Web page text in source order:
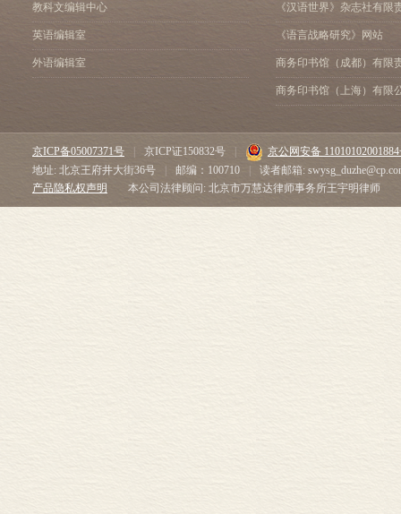
教科文编辑中心
英语编辑室
外语编辑室
《汉语世界》杂志社有限
《语言战略研究》网站
商务印书馆（成都）有限
商务印书馆（上海）有限
京ICP备05007371号 京ICP证150832号
京公网安备
地址: 北京王府井大街36号
邮编：100710
读者邮箱:
产品隐私权声明
本公司法律顾问: 北京市万慧达律师事务所王宇明律师